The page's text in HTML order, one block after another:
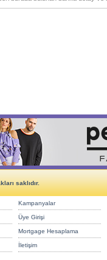
saklıdır.
Kampanyalar
Üye Girişi
Mortgage Hesaplama
İletişim